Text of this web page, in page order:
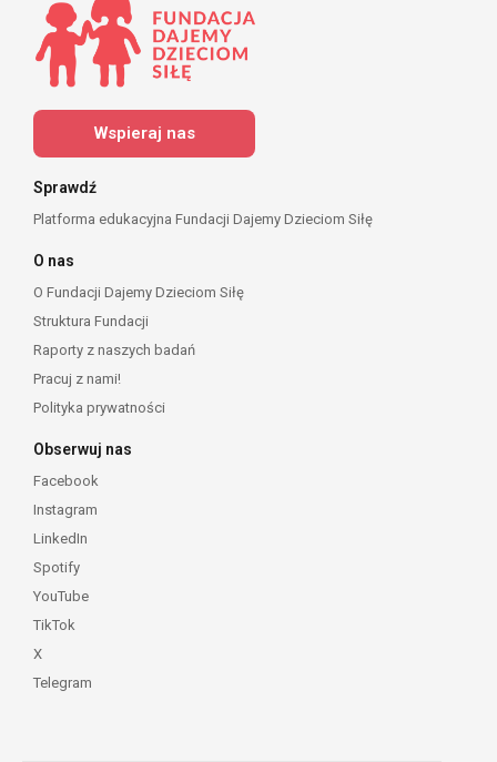
Wspieraj nas
Sprawdź
Platforma edukacyjna Fundacji Dajemy Dzieciom Siłę
O nas
O Fundacji Dajemy Dzieciom Siłę
Struktura Fundacji
Raporty z naszych badań
Pracuj z nami!
Polityka prywatności
Obserwuj nas
Facebook
Instagram
LinkedIn
Spotify
YouTube
TikTok
X
Telegram